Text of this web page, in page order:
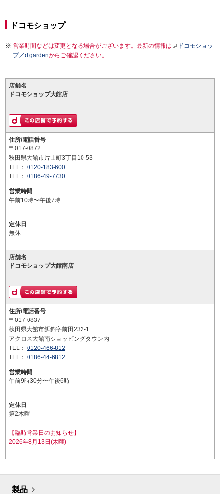
ドコモショップ
営業時間などは変更となる場合がございます。最新の情報は
ドコモショッ
プ／d gardenからご確認ください。
店舗名
ドコモショップ大館店
住所/電話番号
〒017-0872
秋田県大館市片山町3丁目10-53
TEL： 0120-183-600
TEL： 0186-49-7730
営業時間
午前10時〜午後7時
定休日
無休
店舗名
ドコモショップ大館南店
住所/電話番号
〒017-0837
秋田県大館市餌釣字前田232-1
アクロス大館南ショッピングタウン内
TEL： 0120-466-812
TEL： 0186-44-6812
営業時間
午前9時30分〜午後6時
定休日
第2木曜
【臨時営業日のお知らせ】
2026年8月13日(木曜)
製品